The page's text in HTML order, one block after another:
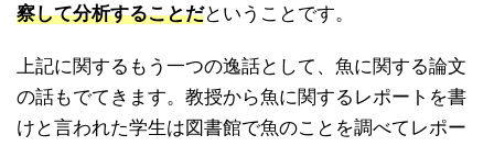
察して分析することだということです。
上記に関するもう一つの逸話として、魚に関する論文
の話もでてきます。教授から魚に関するレポートを書
けと言われた学生は図書館で魚のことを調べてレポー